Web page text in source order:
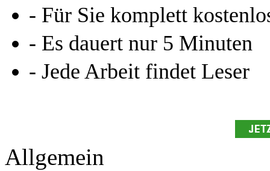
- Für Sie komplett
- Es dauert nur 5 Minuten
- Jede Arbeit findet Leser
Allgemein